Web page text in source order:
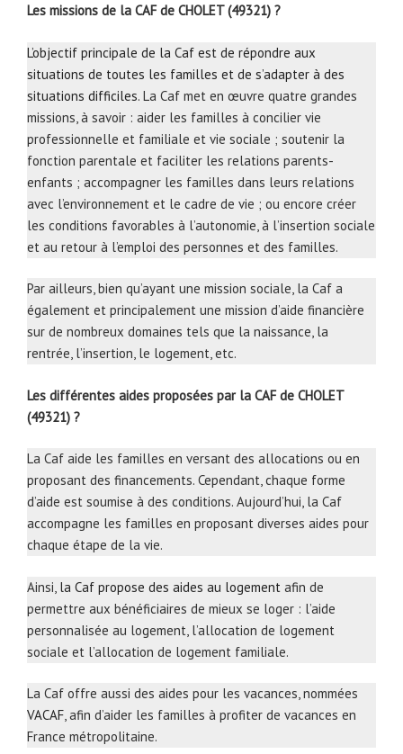
Les missions de la CAF de CHOLET (49321) ?
L’objectif principale de la Caf est de répondre aux
situations de toutes les familles et de s’adapter à des
situations difficiles. La Caf met en œuvre quatre grandes
missions, à savoir : aider les familles à concilier vie
professionnelle et familiale et vie sociale ; soutenir la
fonction parentale et faciliter les relations parents-
enfants ; accompagner les familles dans leurs relations
avec l’environnement et le cadre de vie ; ou encore créer
les conditions favorables à l’autonomie, à l’insertion sociale
et au retour à l’emploi des personnes et des familles.
Par ailleurs, bien qu’ayant une mission sociale, la Caf a
également et principalement une mission d’aide financière
sur de nombreux domaines tels que la naissance, la
rentrée, l’insertion, le logement, etc.
Les différentes aides proposées par la CAF de CHOLET
(49321) ?
La Caf aide les familles en versant des allocations ou en
proposant des financements. Cependant, chaque forme
d’aide est soumise à des conditions. Aujourd’hui, la Caf
accompagne les familles en proposant diverses aides pour
chaque étape de la vie.
Ainsi, la Caf propose des aides au logement afin de
permettre aux bénéficiaires de mieux se loger : l’aide
personnalisée au logement, l’allocation de logement
sociale et l’allocation de logement familiale.
La Caf offre aussi des aides pour les vacances, nommées
VACAF, afin d’aider les familles à profiter de vacances en
France métropolitaine.